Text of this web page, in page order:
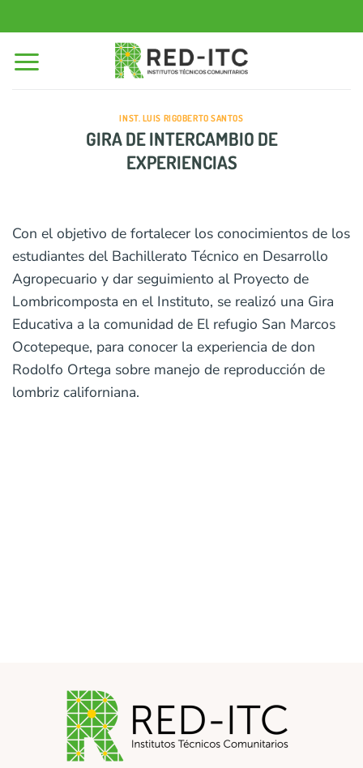
al
contenido
INST. LUIS RIGOBERTO SANTOS
GIRA DE INTERCAMBIO DE
EXPERIENCIAS
Con el objetivo de fortalecer los conocimientos de los
estudiantes del Bachillerato Técnico en Desarrollo
Agropecuario y dar seguimiento al Proyecto de
Lombricomposta en el Instituto, se realizó una Gira
Educativa a la comunidad de El refugio San Marcos
Ocotepeque, para conocer la experiencia de don
Rodolfo Ortega sobre manejo de reproducción de
lombriz californiana.